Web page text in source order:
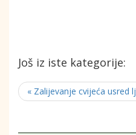
Još iz iste kategorije:
« Zalijevanje cvijeća usred